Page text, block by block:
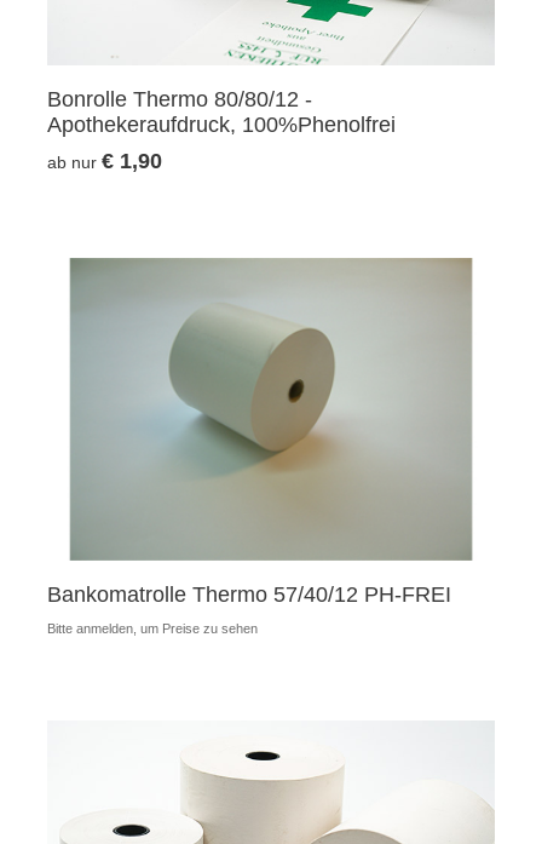
Bonrolle Thermo 80/80/12 -
Apothekeraufdruck, 100%Phenolfrei
ab nur € 1,90
Bankomatrolle Thermo 57/40/12 PH-FREI
Bitte anmelden, um Preise zu sehen